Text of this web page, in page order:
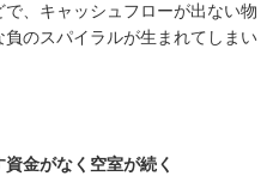
、キャッシュフローが出ない物
のスパイラルが生まれてしまい
金がなく空室が続く